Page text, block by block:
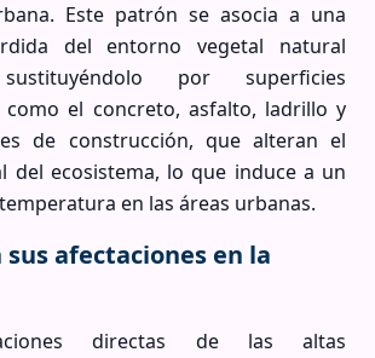
Este patrón se asocia a una
del entorno vegetal natural
por superficies
como el concreto, asfalto, ladrillo y
de construcción, que alteran el
del ecosistema, lo que induce a un
en las áreas urbanas.
sus afectaciones en la
directas de las altas